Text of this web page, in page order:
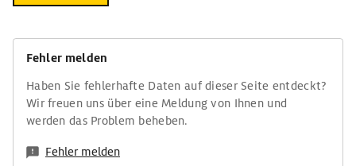
Fehler melden
Haben Sie fehlerhafte Daten auf dieser Seite entdeckt?
Wir freuen uns über eine Meldung von Ihnen und
werden das Problem beheben.
Fehler melden